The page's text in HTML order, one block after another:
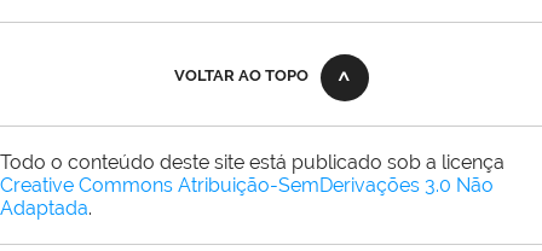
VOLTAR AO TOPO
Todo o conteúdo deste site está publicado sob a licença
Creative Commons Atribuição-SemDerivações 3.0 Não
Adaptada.